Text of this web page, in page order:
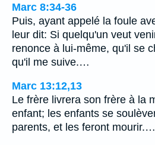
Marc 8:34-36
Puis, ayant appelé la foule
leur dit: Si quelqu'un veut
renonce à lui-même, qu'il se
qu'il me suive.…
Marc 13:12,13
Le frère livrera son frère à la
enfant; les enfants se
parents, et les feront mourir.…